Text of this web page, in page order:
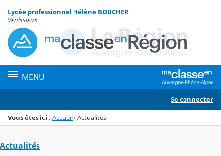
Menu de la rubrique
Contenu
Lycée professionnel Hélène BOUCHER
Vénissieux
MENU
Se connecter
Vous êtes ici : Accueil›Actualités
Actualités